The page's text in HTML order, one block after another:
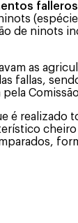
de ninots
as
fallas,
é realizado